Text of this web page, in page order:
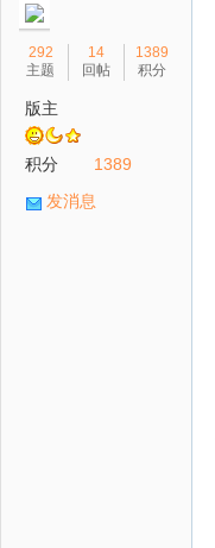
292
主题
14
回帖
1389
积分
版主
积分
1389
发消息